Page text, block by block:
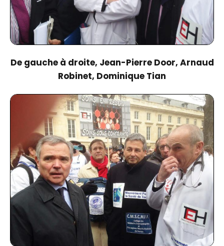
De gauche à droite, Jean-Pierre Door, Arnaud
Robinet, Dominique Tian